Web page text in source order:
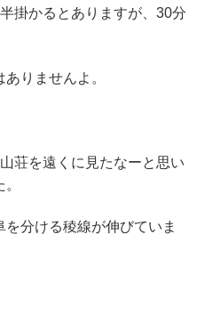
掛かるとありますが、30分
りませんよ。
荘を遠くに見たなーと思い
分ける稜線が伸びていま